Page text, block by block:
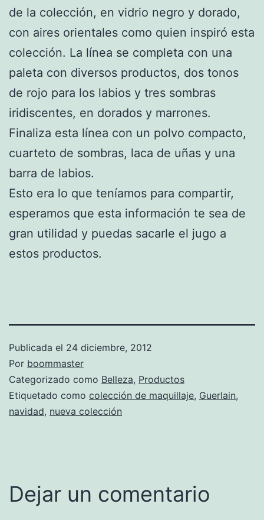
de la colección, en vidrio negro y dorado,
con aires orientales como quien inspiró esta
colección. La línea se completa con una
paleta con diversos productos, dos tonos
de rojo para los labios y tres sombras
iridiscentes, en dorados y marrones.
Finaliza esta línea con un polvo compacto,
cuarteto de sombras, laca de uñas y una
barra de labios.
Esto era lo que teníamos para compartir,
esperamos que esta información te sea de
gran utilidad y puedas sacarle el jugo a
estos productos.
Publicada el 24 diciembre, 2012
Por boommaster
Categorizado como Belleza, Productos
Etiquetado como colección de maquillaje, Guerlain,
navidad, nueva colección
Dejar un comentario